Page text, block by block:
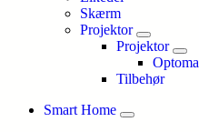
Skærm
Projektor
Projektor
Optoma
Tilbehør
Smart Home